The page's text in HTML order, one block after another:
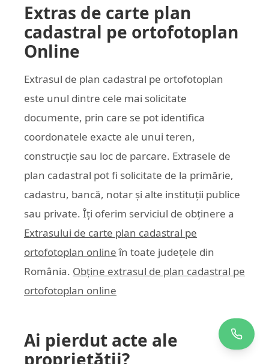
Extras de carte plan
cadastral pe ortofotoplan
Online
Extrasul de plan cadastral pe ortofotoplan
este unul dintre cele mai solicitate
documente, prin care se pot identifica
coordonatele exacte ale unui teren,
construcție sau loc de parcare. Extrasele de
plan cadastral pot fi solicitate de la primărie,
cadastru, bancă, notar și alte instituții publice
sau private. Îți oferim serviciul de obținere a
Extrasului de carte plan cadastral pe
ortofotoplan online în toate județele din
România. Obține extrasul de plan cadastral pe
ortofotoplan online
Ai pierdut acte ale
proprietății?